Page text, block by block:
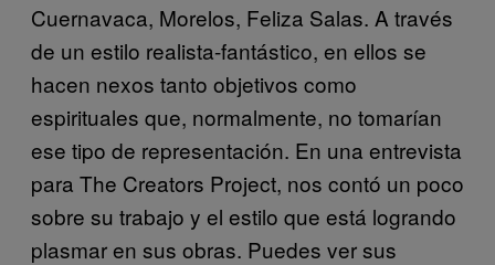
Cuernavaca, Morelos, Feliza Salas. A través
de un estilo realista-fantástico, en ellos se
hacen nexos tanto objetivos como
espirituales que, normalmente, no tomarían
ese tipo de representación. En una entrevista
para The Creators Project, nos contó un poco
sobre su trabajo y el estilo que está logrando
plasmar en sus obras. Puedes ver sus